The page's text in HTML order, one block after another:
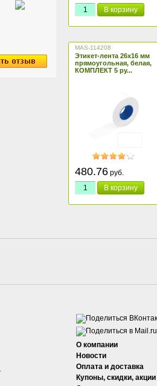
В корзину
MAS-114208
Этикет-лента 26х16 мм
прямоугольная, белая,
КОМПЛЕКТ 5 ру...
480.76 руб.
В корзину
О компании
Новости
Оплата и доставка
Купоны, скидки, акции